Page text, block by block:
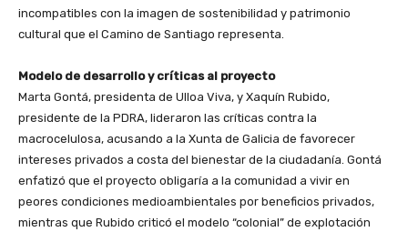
incompatibles con la imagen de sostenibilidad y patrimonio
cultural que el Camino de Santiago representa.
Modelo de desarrollo y críticas al proyecto
Marta Gontá, presidenta de Ulloa Viva, y Xaquín Rubido,
presidente de la PDRA, lideraron las críticas contra la
macrocelulosa, acusando a la Xunta de Galicia de favorecer
intereses privados a costa del bienestar de la ciudadanía. Gontá
enfatizó que el proyecto obligaría a la comunidad a vivir en
peores condiciones medioambientales por beneficios privados,
mientras que Rubido criticó el modelo “colonial” de explotación